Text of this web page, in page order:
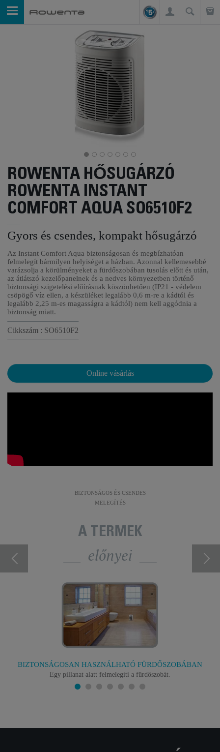
ROWENTA HŐSUGÁRZÓ
ROWENTA INSTANT
COMFORT AQUA SO6510F2
Gyors és csendes, kompakt hősugárzó
Az Instant Comfort Aqua biztonságosan és megbízhatóan
felmelegít bármilyen helyiséget a házban. Azonnal kellemesebbé
varázsolja a körülményeket a fürdőszobában tusolás előtt és után,
az átlátszó kezelőpanelnek és a nedves környezetben történő
biztonsági szigetelési előírásnak köszönhetően (IP21 - védelem
csöpögő víz ellen, a készüléket legalább 0,6 m-re a kádtól és
legalább 2,25 m-es magasságra a kádtól) nem kell aggódnia a
biztonság miatt.
Cikkszám : SO6510F2
Online vásárlás
BIZTONSÁGOS ÉS CSENDES
MELEGÍTÉS
A TERMÉK
előnyei
BIZTONSÁGOSAN HASZNÁLHATÓ FÜRDŐSZOBÁBAN
Egy pillanat alatt felmelegíti a fürdőszobát.